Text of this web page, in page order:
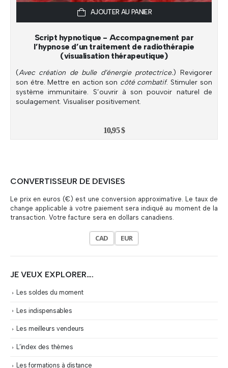
AJOUTER AU PANIER
Script hypnotique - Accompagnement par
l’hypnose d’un traitement de radiothérapie
(visualisation thérapeutique)
(Avec création de bulle d’énergie protectrice.) Revigorer
son être. Mettre en action son côté combatif. Stimuler son
système immunitaire. S’ouvrir à son pouvoir naturel de
soulagement. Visualiser positivement.
10,95$
CONVERTISSEUR DE DEVISES
Le prix en euros (€) est une conversion approximative. Le taux de
change applicable à votre paiement sera indiqué au moment de la
transaction. Votre facture sera en dollars canadiens.
CAD EUR
JE VEUX EXPLORER….
Les soldes du moment
Les indispensables
Les meilleurs vendeurs
L’index des thèmes
Les formations à distance